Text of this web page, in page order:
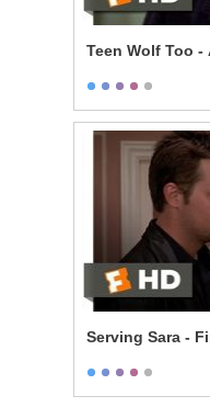
Teen Wolf Too
Serving Sara -